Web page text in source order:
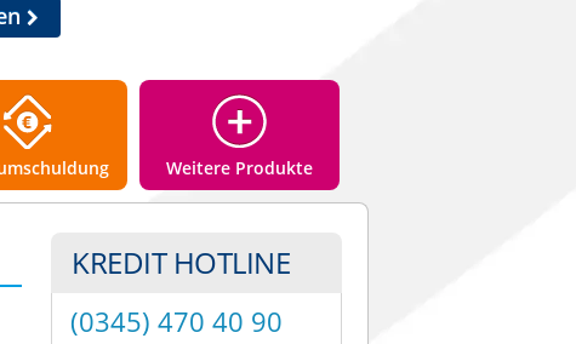
Weitere Produkte
KREDIT HOTLINE
(0345) 470 40 90